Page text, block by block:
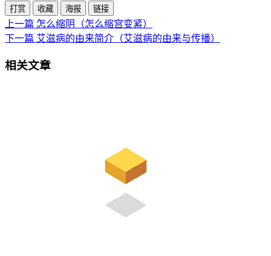
打赏 收藏 海报 链接
上一篇 怎么缩阴（怎么缩宫变紧）
下一篇 艾滋病的由来简介（艾滋病的由来与传播）
相关文章